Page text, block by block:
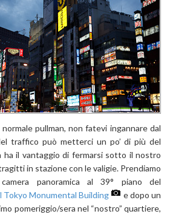
pullman, non fatevi ingannare dal
traffico può metterci un po’ di più del
ha il vantaggio di fermarsi sotto il nostro
in stazione con le valigie. Prendiamo
panoramica al 39° piano del
Tokyo Monumental Building
e dopo un
pomeriggio/sera nel “nostro” quartiere,